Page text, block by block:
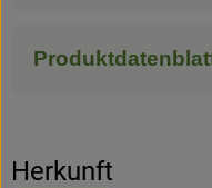
Herkunft